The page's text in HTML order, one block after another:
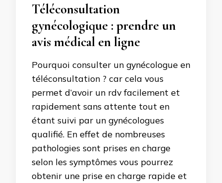
Téléconsultation
gynécologique : prendre un
avis médical en ligne
Pourquoi consulter un gynécologue en
téléconsultation ? car cela vous
permet d’avoir un rdv facilement et
rapidement sans attente tout en
étant suivi par un gynécologues
qualifié. En effet de nombreuses
pathologies sont prises en charge
selon les symptômes vous pourrez
obtenir une prise en charge rapide et